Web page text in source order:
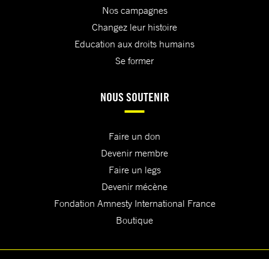
Nos campagnes
Changez leur histoire
Education aux droits humains
Se former
NOUS SOUTENIR
Faire un don
Devenir membre
Faire un legs
Devenir mécène
Fondation Amnesty International France
Boutique